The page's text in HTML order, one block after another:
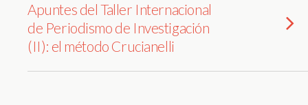
Apuntes del Taller Internacional
de Periodismo de Investigación
(II): el método Crucianelli